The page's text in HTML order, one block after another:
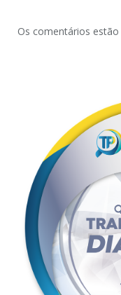
Os comentários estão